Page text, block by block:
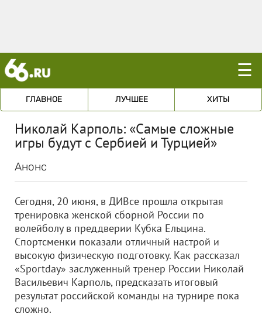
☰
ГЛАВНОЕ ЛУЧШЕЕ ХИТЫ
Николай Карполь: «Самые сложные
игры будут с Сербией и Турцией»
Анонс
Сегодня, 20 июня, в ДИВсе прошла открытая
тренировка женской сборной России по
волейболу в преддверии Кубка Ельцина.
Спортсменки показали отличный настрой и
высокую физическую подготовку. Как рассказал
«Sportday» заслуженный тренер России Николай
Васильевич Карполь, предсказать итоговый
результат российской команды на турнире пока
сложно.